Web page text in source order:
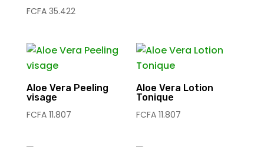
FCFA35.422
Aloe Vera Peeling
visage
FCFA11.807
Aloe Vera Lotion
Tonique
FCFA 11.807